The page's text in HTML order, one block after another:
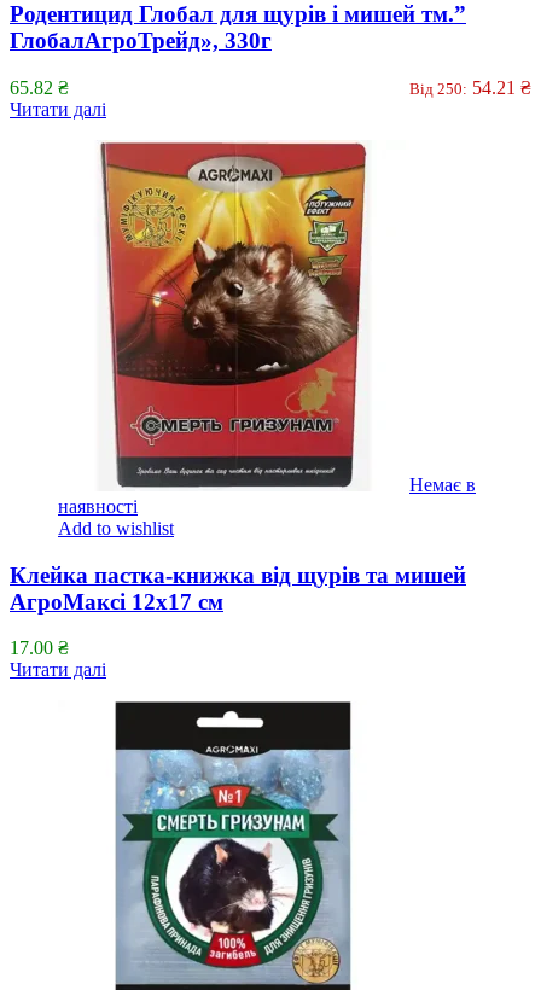
Родентицид Глобал для щурів і мишей тм.”
ГлобалАгроТрейд», 330г
65.82 ₴ Від 250: 54.21 ₴
Читати далі
Немає в
наявності
Add to wishlist
Клейка пастка-книжка від щурів та мишей
АгроМаксі 12х17 см
17.00 ₴
Читати далі